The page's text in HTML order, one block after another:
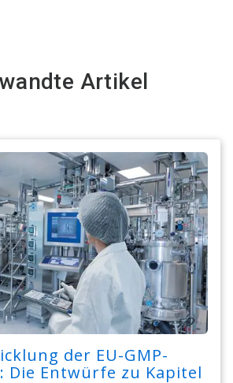
Artikel
der EU-GMP-
Die Entwürfe zu Kapitel